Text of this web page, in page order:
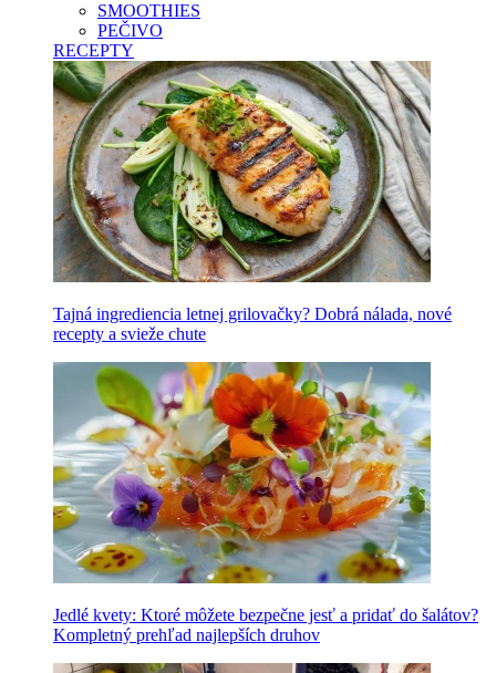
SMOOTHIES
PEČIVO
RECEPTY
Tajná ingrediencia letnej grilovačky? Dobrá nálada, nové
recepty a svieže chute
Jedlé kvety: Ktoré môžete bezpečne jesť a pridať do šalátov?
Kompletný prehľad najlepších druhov